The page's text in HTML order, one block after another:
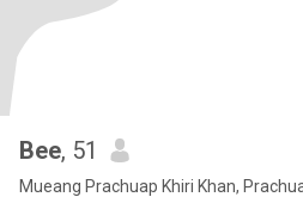
Bee, 51
Mueang Prachuap Khiri Khan,